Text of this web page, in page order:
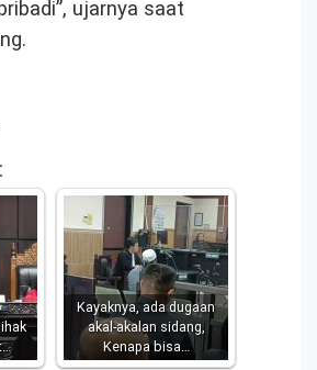
ujarnya saat
Kayaknya, ada dugaan
akal-akalan sidang,
Kenapa bisa…